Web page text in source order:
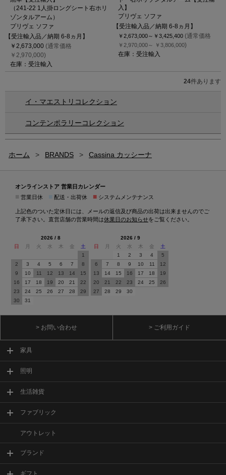
（241-22 1人掛ロングシート右ホリ
ゾンタルアーム）
プリヴェ ソファ
【受注輸入品／納期 6-8ヵ月】
￥2,673,000 (通常価格
￥2,970,000)
在庫：受注輸入
入】
プリヴェ ソファ
【受注輸入品／納期 6-8ヵ月】
￥2,673,000～ ￥3,425,400 (通常価格
￥2,970,000～ ￥3,806,000)
在庫：受注輸入
24件あります
イ・マエストリコレクション
コンテンポラリーコレクション
ホーム > BRANDS > Cassina カッシーナ
オンラインストア 営業日カレンダー
営業日休 配送・出荷休 ■ システムメンテナンス
上記色のついた定休日には、メールの返信及び商品の出荷は出来ませんのでご
了承下さい。直営店舗の営業時間は休業日のお知らせをご覧ください。
2026 / 8
日
月 火 水 木 金
土
1
2
3 4 5 6 7
8
9
10 11 12 13 14
15
16
17 18 19 20 21
22
23
24 25 26 27 28
29
30
31
2026 / 9
日
月 火 水 木 金
土
1
2 3 4
5
6
7 8 9 10 11
12
13
14 15 16 17 18
19
20
21 22 23 24 25
26
27
28 29 30
> お問い合わせ > ご利用ガイド
家具
照明
生活雑貨
ファブリック
アウトレット
ブランド
ギフト